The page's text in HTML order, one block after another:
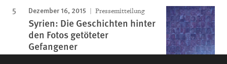
Dezember 16, 2015 Pressemitteilung
Syrien: Die Geschichten hinter
den Fotos getöteter
Gefangener